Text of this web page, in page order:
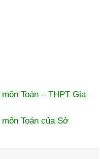
Toán – THPT Gia
Toán của Sở